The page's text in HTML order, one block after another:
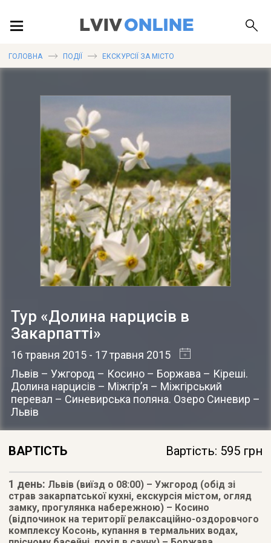
ПУБЛІКАЦІЇ
ДОВІДКА
ГОЛОВНА ПОДІЇ ЕКСКУРСІЇ ЗА МІСТО
Тур «Долина нарцисів в
Закарпатті»
16 травня 2015- 17 травня 2015
Львів – Ужгород – Косино – Боржава – Кіреші.
Долина нарцисів – Міжгір’я – Міжгірський
перевал – Синевирська поляна. Озеро Синевир –
Львів
ВАРТІСТЬ Вартість: 595 грн
1 день: Львів (виїзд о 08:00) – Ужгород (обід зі
страв закарпатської кухні, екскурсія містом, огляд
замку, прогулянка набережною) – Косино
(відпочинок на території релаксаційно-оздоровчого
комплексу Косонь, купання в термальних водах,